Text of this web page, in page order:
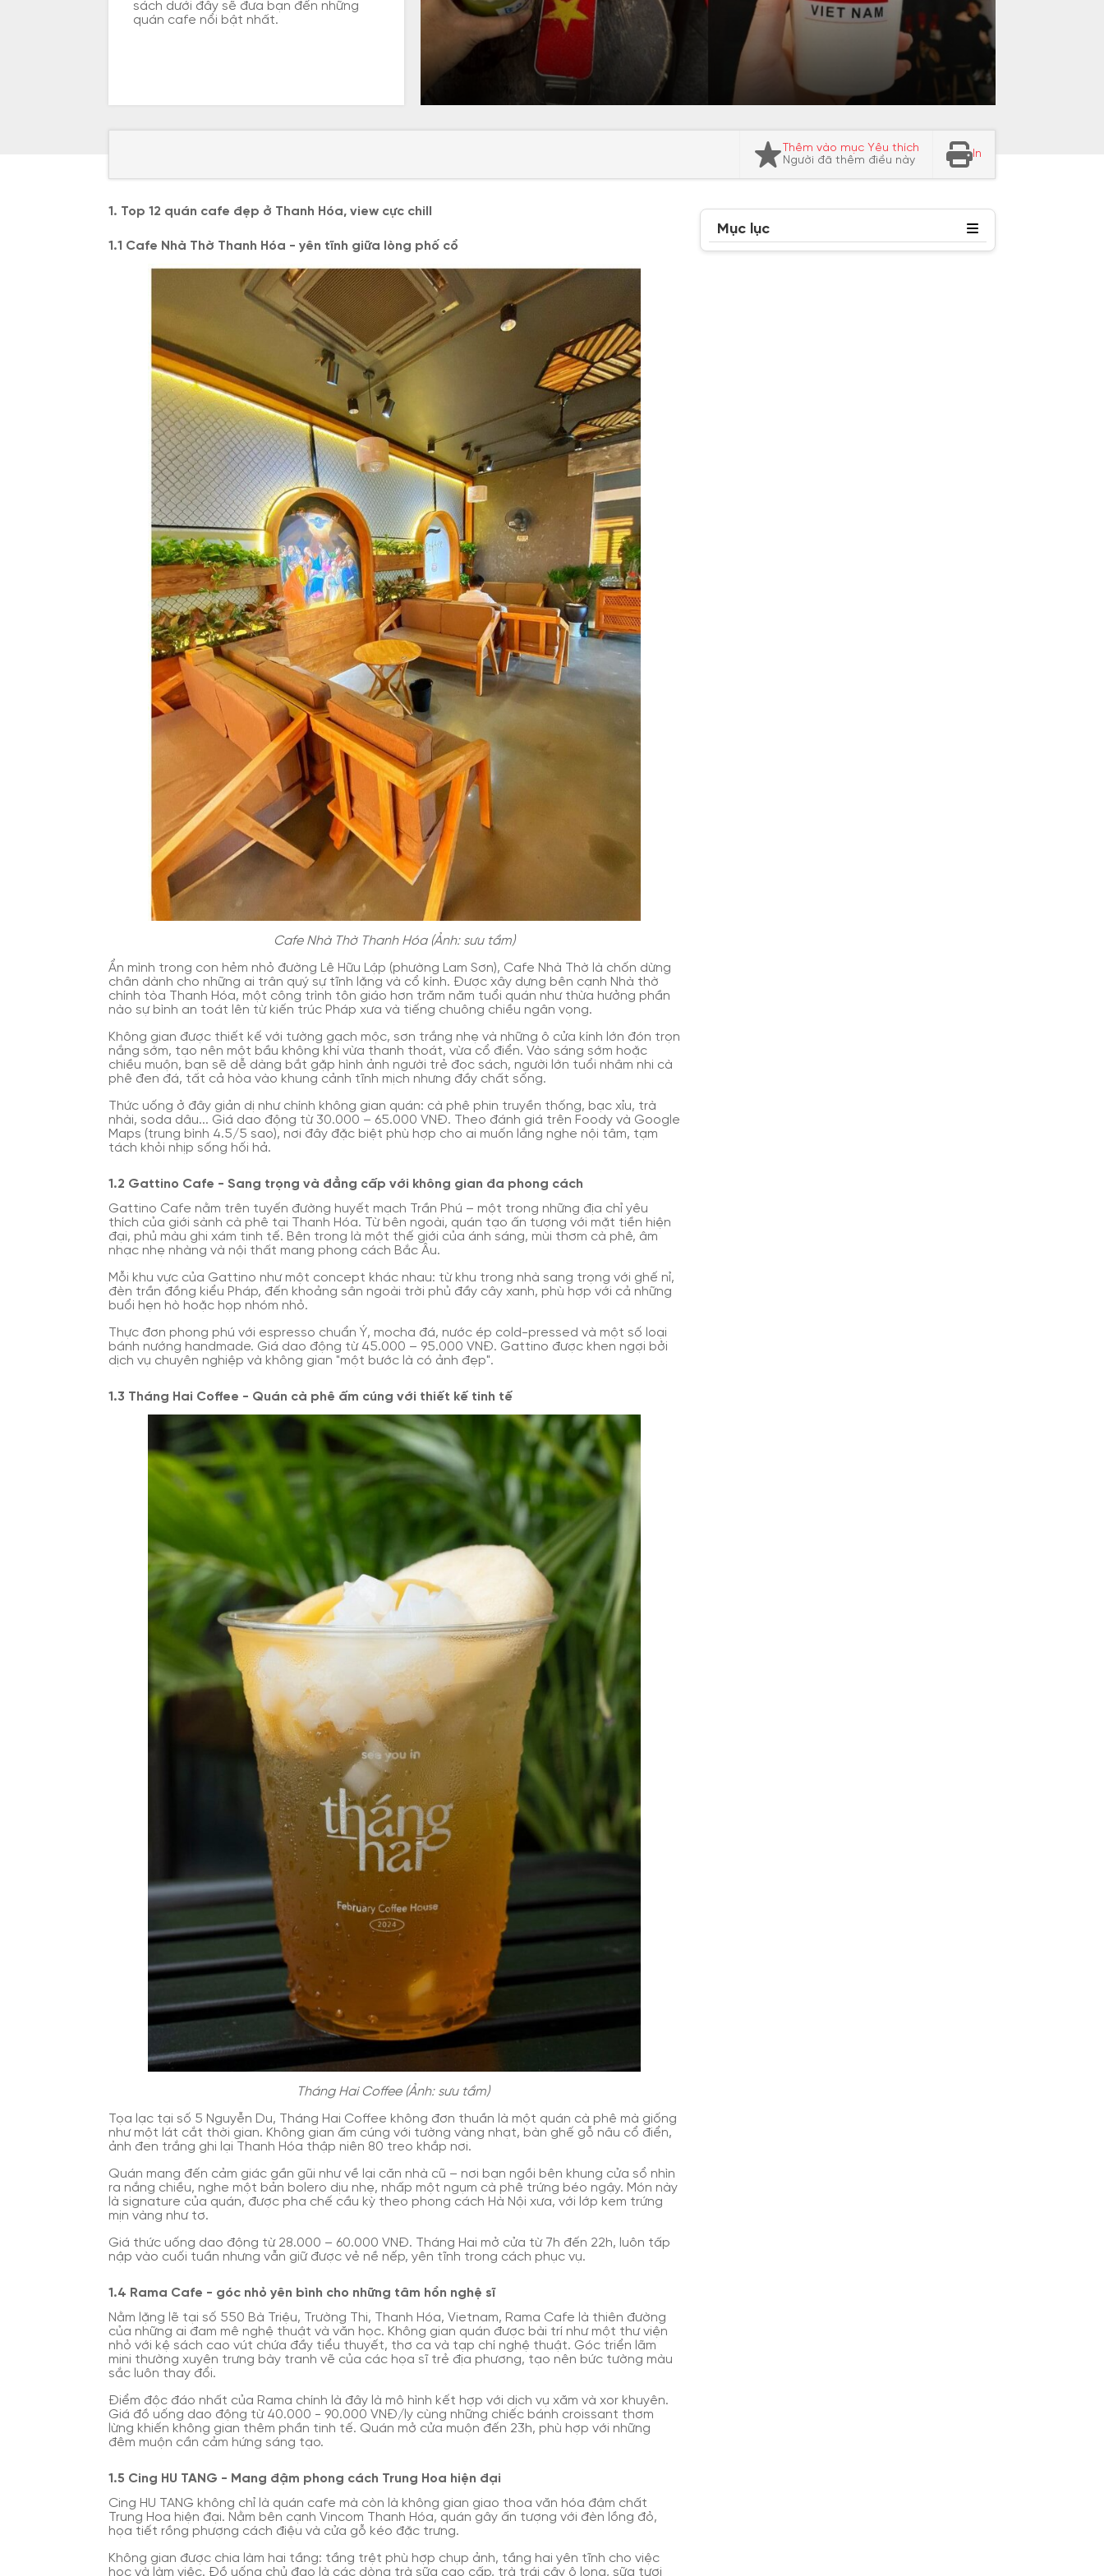
sách dưới đây sẽ đưa bạn đến những
quán cafe nổi bật nhất.
Thêm vào mục Yêu thích
Người đã thêm điều này
In
1. Top 12 quán cafe đẹp ở Thanh Hóa, view cực chill
1.1 Cafe Nhà Thờ Thanh Hóa - yên tĩnh giữa lòng phố cổ
Cafe Nhà Thờ Thanh Hóa (Ảnh: sưu tầm)
Ẩn mình trong con hẻm nhỏ đường Lê Hữu Lập (phường Lam Sơn), Cafe Nhà Thờ là chốn dừng
chân dành cho những ai trân quý sự tĩnh lặng và cổ kính. Được xây dựng bên cạnh Nhà thờ
chính tòa Thanh Hóa, một công trình tôn giáo hơn trăm năm tuổi quán như thừa hưởng phần
nào sự bình an toát lên từ kiến trúc Pháp xưa và tiếng chuông chiều ngân vọng.
Không gian được thiết kế với tường gạch mộc, sơn trắng nhẹ và những ô cửa kính lớn đón trọn
nắng sớm, tạo nên một bầu không khí vừa thanh thoát, vừa cổ điển. Vào sáng sớm hoặc
chiều muộn, bạn sẽ dễ dàng bắt gặp hình ảnh người trẻ đọc sách, người lớn tuổi nhâm nhi cà
phê đen đá, tất cả hòa vào khung cảnh tĩnh mịch nhưng đầy chất sống.
Thức uống ở đây giản dị như chính không gian quán: cà phê phin truyền thống, bạc xỉu, trà
nhài, soda dâu... Giá dao động từ 30.000 – 65.000 VNĐ. Theo đánh giá trên Foody và Google
Maps (trung bình 4.5/5 sao), nơi đây đặc biệt phù hợp cho ai muốn lắng nghe nội tâm, tạm
tách khỏi nhịp sống hối hả.
1.2 Gattino Cafe - Sang trọng và đẳng cấp với không gian đa phong cách
Gattino Cafe nằm trên tuyến đường huyết mạch Trần Phú – một trong những địa chỉ yêu
thích của giới sành cà phê tại Thanh Hóa. Từ bên ngoài, quán tạo ấn tượng với mặt tiền hiện
đại, phủ màu ghi xám tinh tế. Bên trong là một thế giới của ánh sáng, mùi thơm cà phê, âm
nhạc nhẹ nhàng và nội thất mang phong cách Bắc Âu.
Mỗi khu vực của Gattino như một concept khác nhau: từ khu trong nhà sang trọng với ghế nỉ,
đèn trần đồng kiểu Pháp, đến khoảng sân ngoài trời phủ đầy cây xanh, phù hợp với cả những
buổi hẹn hò hoặc họp nhóm nhỏ.
Thực đơn phong phú với espresso chuẩn Ý, mocha đá, nước ép cold-pressed và một số loại
bánh nướng handmade. Giá dao động từ 45.000 – 95.000 VNĐ. Gattino được khen ngợi bởi
dịch vụ chuyên nghiệp và không gian "một bước là có ảnh đẹp".
1.3 Tháng Hai Coffee - Quán cà phê ấm cúng với thiết kế tinh tế
Tháng Hai Coffee (Ảnh: sưu tầm)
Tọa lạc tại số 5 Nguyễn Du, Tháng Hai Coffee không đơn thuần là một quán cà phê mà giống
như một lát cắt thời gian. Không gian ấm cúng với tường vàng nhạt, bàn ghế gỗ nâu cổ điển,
ảnh đen trắng ghi lại Thanh Hóa thập niên 80 treo khắp nơi.
Quán mang đến cảm giác gần gũi như về lại căn nhà cũ – nơi bạn ngồi bên khung cửa sổ nhìn
ra nắng chiều, nghe một bản bolero dịu nhẹ, nhấp một ngụm cà phê trứng béo ngậy. Món này
là signature của quán, được pha chế cầu kỳ theo phong cách Hà Nội xưa, với lớp kem trứng
mịn vàng như tơ.
Giá thức uống dao động từ 28.000 – 60.000 VNĐ. Tháng Hai mở cửa từ 7h đến 22h, luôn tấp
nập vào cuối tuần nhưng vẫn giữ được vẻ nề nếp, yên tĩnh trong cách phục vụ.
1.4 Rama Cafe - góc nhỏ yên bình cho những tâm hồn nghệ sĩ
Nằm lặng lẽ tại số 550 Bà Triệu, Trường Thi, Thanh Hóa, Vietnam, Rama Cafe là thiên đường
của những ai đam mê nghệ thuật và văn học. Không gian quán được bài trí như một thư viện
nhỏ với kệ sách cao vút chứa đầy tiểu thuyết, thơ ca và tạp chí nghệ thuật. Góc triển lãm
mini thường xuyên trưng bày tranh vẽ của các họa sĩ trẻ địa phương, tạo nên bức tường màu
sắc luôn thay đổi.
Điểm độc đáo nhất của Rama chính là đây là mô hình kết hợp với dịch vụ xăm và xor khuyên.
Giá đồ uống dao động từ 40.000 - 90.000 VNĐ/ly cùng những chiếc bánh croissant thơm
lừng khiến không gian thêm phần tinh tế. Quán mở cửa muộn đến 23h, phù hợp với những
đêm muộn cần cảm hứng sáng tạo.
1.5 Cing HU TANG - Mang đậm phong cách Trung Hoa hiện đại
Cing HU TANG không chỉ là quán cafe mà còn là không gian giao thoa văn hóa đậm chất
Trung Hoa hiện đại. Nằm bên cạnh Vincom Thanh Hóa, quán gây ấn tượng với đèn lồng đỏ,
họa tiết rồng phượng cách điệu và cửa gỗ kéo đặc trưng.
Không gian được chia làm hai tầng: tầng trệt phù hợp chụp ảnh, tầng hai yên tĩnh cho việc
học và làm việc. Đồ uống chủ đạo là các dòng trà sữa cao cấp, trà trái cây ô long, sữa tươi
Mục lục